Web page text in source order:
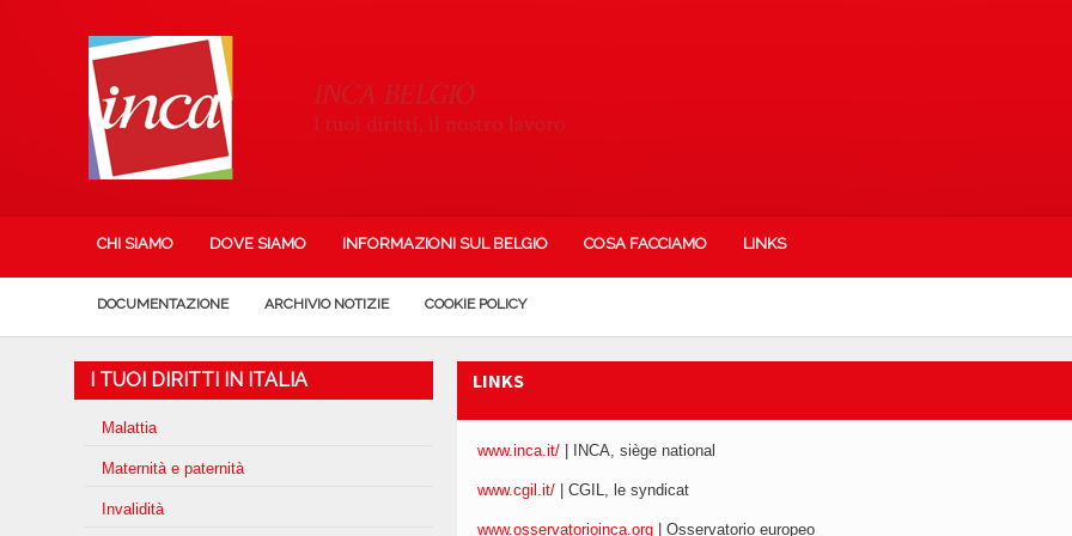
CHI SIAMO DOVE SIAMO INFORMAZIONI SUL BELGIO COSA FACCIAMO LINKS
DOCUMENTAZIONE ARCHIVIO NOTIZIE COOKIE POLICY
I TUOI DIRITTI IN ITALIA
Malattia
Maternità e paternità
Invalidità
LINKS
www.inca.it/ | INCA, siège national
www.cgil.it/ | CGIL, le syndicat
www.osservatorioinca.org | Osservatorio europeo